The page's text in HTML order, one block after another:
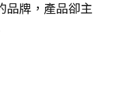
品牌，產品卻主